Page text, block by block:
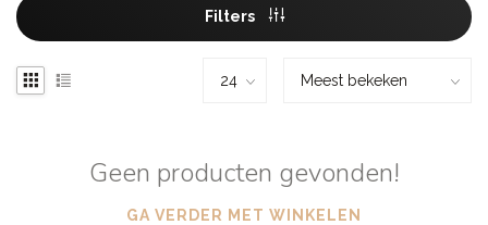
Filters
Geen producten gevonden!
GA VERDER MET WINKELEN